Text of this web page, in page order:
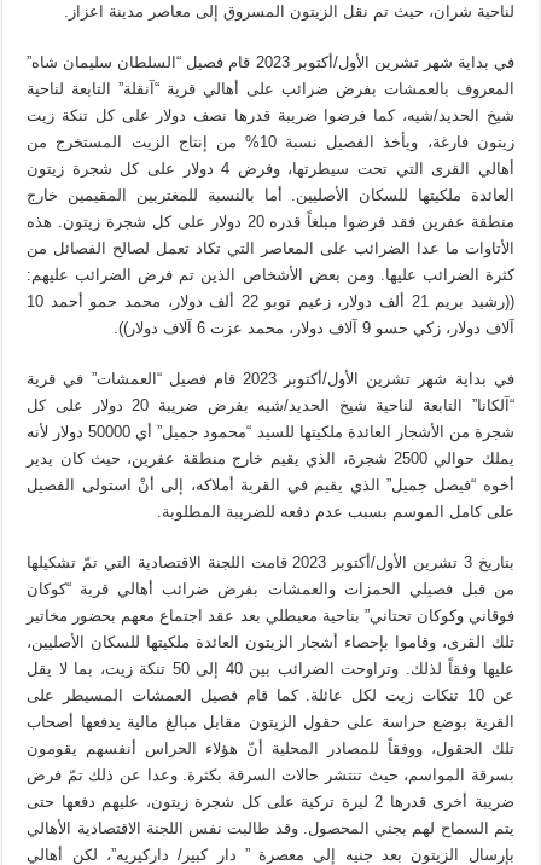
لناحية شران، حيث تم نقل الزيتون المسروق إلى معاصر مدينة اعزاز.
في بداية شهر تشرين الأول/أكتوبر 2023 قام فصيل “السلطان سليمان شاه”
المعروف بالعمشات بفرض ضرائب على أهالي قرية “آنقلة” التابعة لناحية
شيخ الحديد/شيه، كما فرضوا ضريبة قدرها نصف دولار على كل تنكة زيت
زيتون فارغة، ويأخذ الفصيل نسبة 10% من إنتاج الزيت المستخرج من
أهالي القرى التي تحت سيطرتها، وفرض 4 دولار على كل شجرة زيتون
العائدة ملكيتها للسكان الأصليين. أما بالنسبة للمغتربين المقيمين خارج
منطقة عفرين فقد فرضوا مبلغاً قدره 20 دولار على كل شجرة زيتون. هذه
الأتاوات ما عدا الضرائب على المعاصر التي تكاد تعمل لصالح الفصائل من
كثرة الضرائب عليها. ومن بعض الأشخاص الذين تم فرض الضرائب عليهم:
((رشيد بريم 21 ألف دولار، زعيم توبو 22 ألف دولار، محمد حمو أحمد 10
آلاف دولار، زكي حسو 9 آلاف دولار، محمد عزت 6 آلاف دولار)).
في بداية شهر تشرين الأول/أكتوبر 2023 قام فصيل “العمشات” في قرية
“آلكانا” التابعة لناحية شيخ الحديد/شيه بفرض ضريبة 20 دولار على كل
شجرة من الأشجار العائدة ملكيتها للسيد “محمود جميل” أي 50000 دولار لأنه
يملك حوالي 2500 شجرة، الذي يقيم خارج منطقة عفرين، حيث كان يدير
أخوه “فيصل جميل” الذي يقيم في القرية أملاكه، إلى أنْ استولى الفصيل
على كامل الموسم بسبب عدم دفعه للضريبة المطلوبة.
بتاريخ 3 تشرين الأول/أكتوبر 2023 قامت اللجنة الاقتصادية التي تمّ تشكيلها
من قبل فصيلي الحمزات والعمشات بفرض ضرائب أهالي قرية “كوكان
فوقاني وكوكان تحتاني” بناحية معبطلي بعد عقد اجتماع معهم بحضور مخاتير
تلك القرى، وقاموا بإحصاء أشجار الزيتون العائدة ملكيتها للسكان الأصليين،
عليها وفقاً لذلك. وتراوحت الضرائب بين 40 إلى 50 تنكة زيت، بما لا يقل
عن 10 تنكات زيت لكل عائلة. كما قام فصيل العمشات المسيطر على
القرية بوضع حراسة على حقول الزيتون مقابل مبالغ مالية يدفعها أصحاب
تلك الحقول، ووفقاً للمصادر المحلية أنّ هؤلاء الحراس أنفسهم يقومون
بسرقة المواسم، حيث تنتشر حالات السرقة بكثرة. وعدا عن ذلك تمّ فرض
ضريبة أخرى قدرها 2 ليرة تركية على كل شجرة زيتون، عليهم دفعها حتى
يتم السماح لهم بجني المحصول. وقد طالبت نفس اللجنة الاقتصادية الأهالي
بإرسال الزيتون بعد جنيه إلى معصرة ” دار كبير/ داركيريه”، لكن أهالي